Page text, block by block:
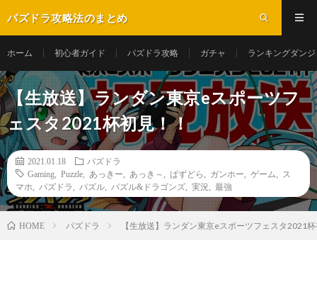
パズドラ攻略法のまとめ
ホーム 初心者ガイド パズドラ攻略 ガチャ ランキングダン
【生放送】ランダン東京eスポーツフ
ェスタ2021杯初見！！
2021.01.18
パズドラ
Gaming
Puzzle あっきー あっき～ ぱずどら ガンホー ゲーム
ス
マホ
パズドラ パズル パズル&ドラゴンズ 実況 最強
HOME パズドラ 【生放送】ランダン東京eスポーツフェスタ2021